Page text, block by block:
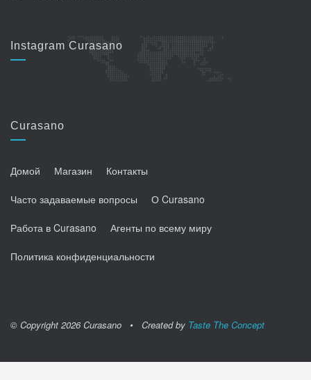
Instagram Curasano
Curasano
Домой Магазин Контакты
Часто задаваемые вопросы О Curasano
Работа в Curasano Агенты по всему миру
Политика конфиденциальности
© Copyright 2026 Curasano • Created by Taste The Concept